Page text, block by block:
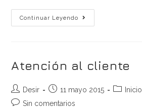
Continuar Leyendo
Envío
Y
Atención al cliente
Autor
de
Desir
Publicación
11 mayo 2015
Categoría
Inicio
Comentarios
Sin comentarios